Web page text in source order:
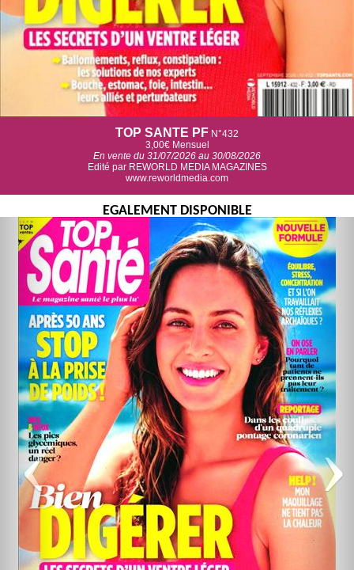
TOP SANTE PF N°432
3,00€ Mensuel
En vente du 31/07/2026 au 30/08/2026
Edité par REWORLD MEDIA MAGAZINES
www.reworldmedia.com
EGALEMENT DISPONIBLE